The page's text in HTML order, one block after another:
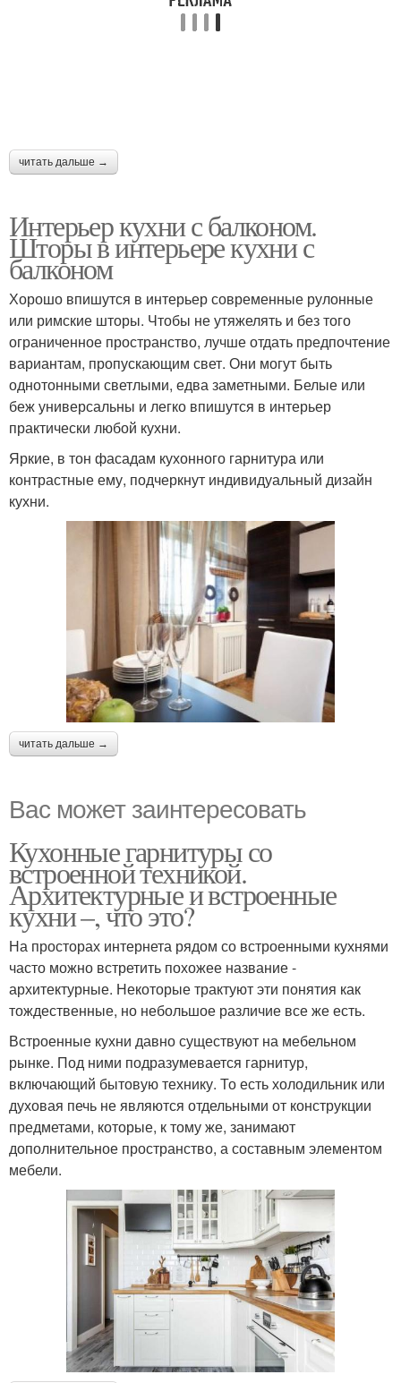
читать дальше →
Интерьер кухни с балконом.
Шторы в интерьере кухни с
балконом
Хорошо впишутся в интерьер современные рулонные
или римские шторы. Чтобы не утяжелять и без того
ограниченное пространство, лучше отдать предпочтение
вариантам, пропускающим свет. Они могут быть
однотонными светлыми, едва заметными. Белые или
беж универсальны и легко впишутся в интерьер
практически любой кухни.
Яркие, в тон фасадам кухонного гарнитура или
контрастные ему, подчеркнут индивидуальный дизайн
кухни.
читать дальше →
Вас может заинтересовать
Кухонные гарнитуры со
встроенной техникой.
Архитектурные и встроенные
кухни –, что это?
На просторах интернета рядом со встроенными кухнями
часто можно встретить похожее название -
архитектурные. Некоторые трактуют эти понятия как
тождественные, но небольшое различие все же есть.
Встроенные кухни давно существуют на мебельном
рынке. Под ними подразумевается гарнитур,
включающий бытовую технику. То есть холодильник или
духовая печь не являются отдельными от конструкции
предметами, которые, к тому же, занимают
дополнительное пространство, а составным элементом
мебели.